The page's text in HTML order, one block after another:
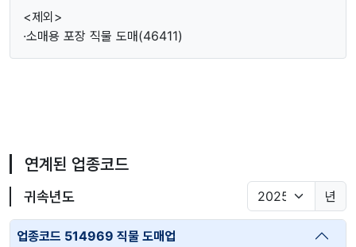
<제외>
·소매용 포장 직물 도매(46411)
연계된 업종코드
귀속년도 년
업종코드 514969 직물 도매업